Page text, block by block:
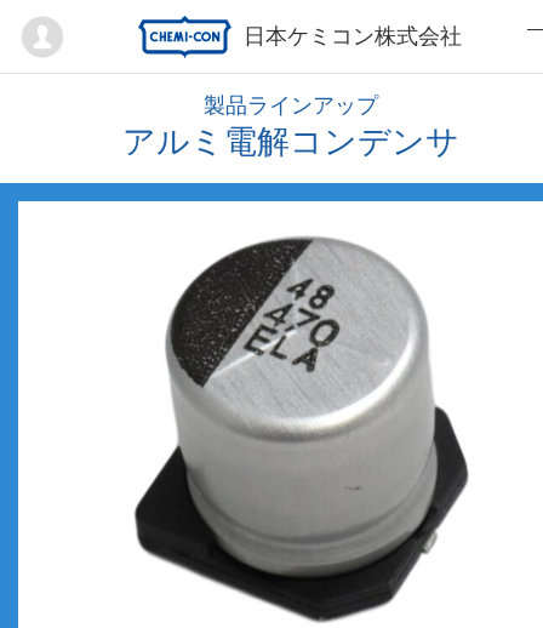
日本ケミコン株式会社
Mypage
製品ラインアップ
アルミ電解コンデンサ